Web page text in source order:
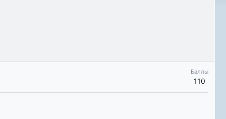
Баллы
110